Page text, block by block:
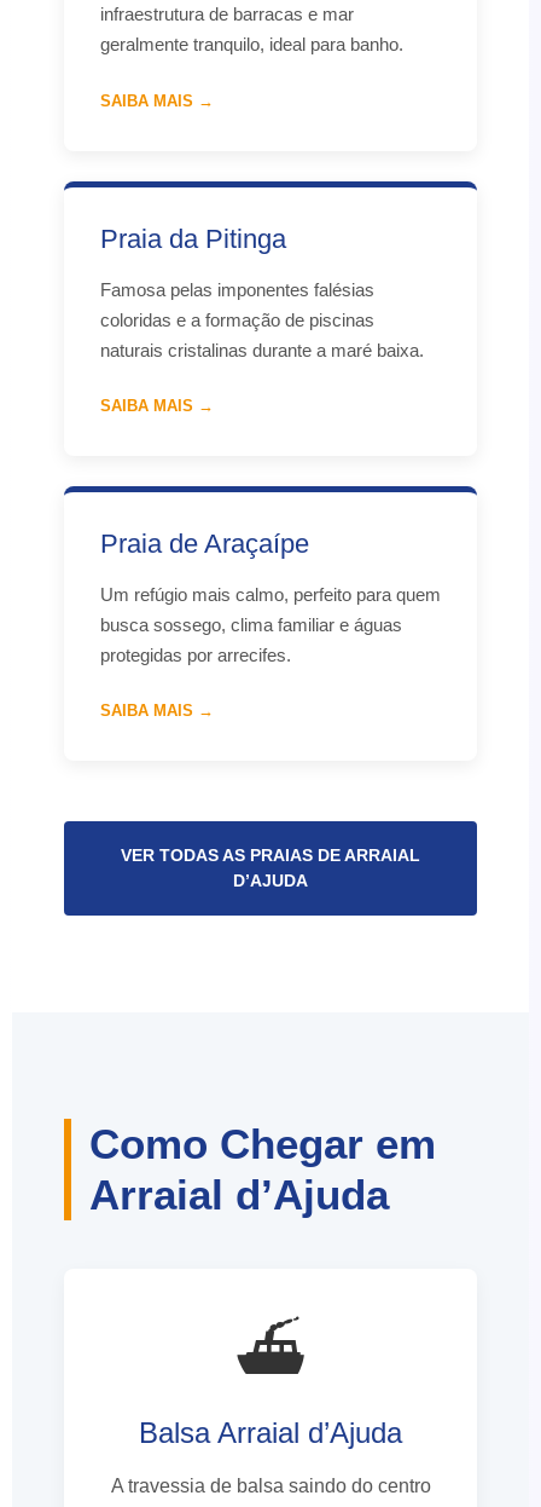
infraestrutura de barracas e mar
geralmente tranquilo, ideal para banho.
SAIBA MAIS →
Praia da Pitinga
Famosa pelas imponentes falésias
coloridas e a formação de piscinas
naturais cristalinas durante a maré baixa.
SAIBA MAIS →
Praia de Araçaípe
Um refúgio mais calmo, perfeito para quem
busca sossego, clima familiar e águas
protegidas por arrecifes.
SAIBA MAIS →
VER TODAS AS PRAIAS DE ARRAIAL
D’AJUDA
Como Chegar em
Arraial d’Ajuda
⛴️
Balsa Arraial d’Ajuda
A travessia de balsa saindo do centro